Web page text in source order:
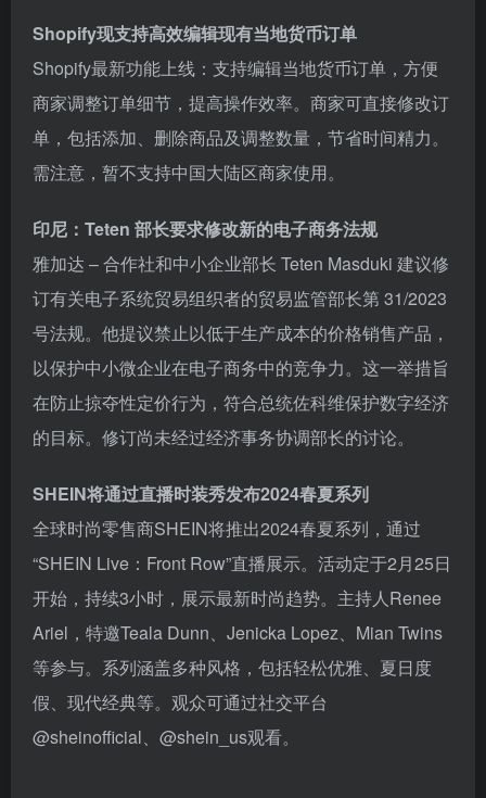
Shopify现支持高效编辑现有当地货币订单
Shopify最新功能上线：支持编辑当地货币订单，方便
商家调整订单细节，提高操作效率。商家可直接修改订
单，包括添加、删除商品及调整数量，节省时间精力。
需注意，暂不支持中国大陆区商家使用。
印尼：Teten 部长要求修改新的电子商务法规
雅加达 – 合作社和中小企业部长 Teten Masduki 建议修
订有关电子系统贸易组织者的贸易监管部长第 31/2023
号法规。他提议禁止以低于生产成本的价格销售产品，
以保护中小微企业在电子商务中的竞争力。这一举措旨
在防止掠夺性定价行为，符合总统佐科维保护数字经济
的目标。修订尚未经过经济事务协调部长的讨论。
SHEIN将通过直播时装秀发布2024春夏系列
全球时尚零售商SHEIN将推出2024春夏系列，通过
“SHEIN Live：Front Row”直播展示。活动定于2月25日
开始，持续3小时，展示最新时尚趋势。主持人Renee
Ariel，特邀Teala Dunn、Jenicka Lopez、Mian Twins
等参与。系列涵盖多种风格，包括轻松优雅、夏日度
假、现代经典等。观众可通过社交平台
@sheinofficial、@shein_us观看。